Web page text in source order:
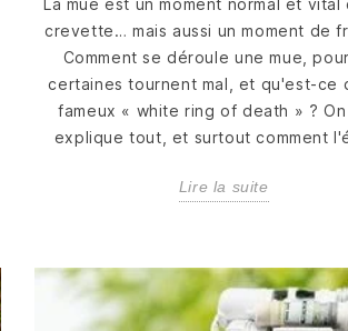
Lire la suite
Orange Eyes
Lire la suite
La mue est un moment normal et vital
crevette… mais aussi un moment de
Comment se déroule une mue,
certaines tournent mal, et qu'est-ce
fameux « white ring of death » ?
explique tout, et surtout comment
Lire la suite